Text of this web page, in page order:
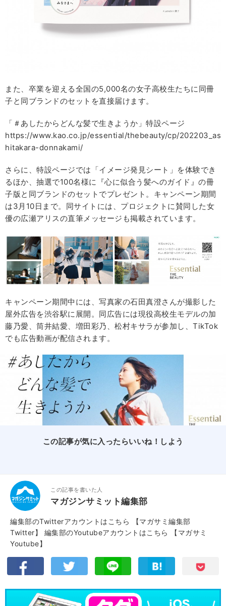
また、卒業を迎える全国の5,000名の女子高校生たちに同冊
子と同ブランドのセットを直接届けます。
「＃あしたからどんな髪で生きようか」特設ページ
https://www.kao.co.jp/essential/thebeauty/cp/202203_as
hitakara-donnakami/
さらに、特設ページでは「イメージ発見シート」を体験でき
るほか、抽選で100名様に『心に似合う髪へのガイド』の冊
子版と同ブランドのセットでプレゼント。キャンペーン期間
は3月10日まで。同サイトには、プロジェクトに賛同した女
優の広瀬アリスの直筆メッセージも掲載されています。
キャンペーン期間中には、写真家の石田真澄さんが撮影した
屋外広告を渋谷駅に展開。同広告には現役高校生モデルの加
藤乃愛、筒井結愛、増田彩乃、松村キサラが参加し、TikTok
でも広告動画が配信されます。
この記事が気に入ったらいいね！しよう
この記事を書いた人
マガジンサミット編集部
編集部のTwitterアカウントはこちら
【マガサミ編集部
Twitter】
編集部のYoutubeアカウントはこちら
【マガサミ
Youtube】